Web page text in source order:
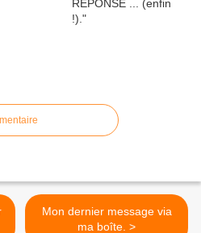
Mon dernier message via
ma boîte. >